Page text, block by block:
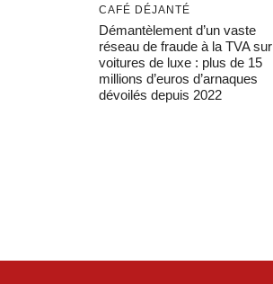
CAFÉ DÉJANTÉ
Démantèlement d’un vaste
réseau de fraude à la TVA sur
voitures de luxe : plus de 15
millions d’euros d’arnaques
dévoilés depuis 2022